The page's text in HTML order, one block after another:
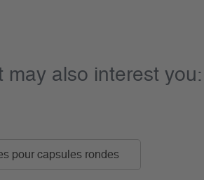
may also interest you:
pour capsules rondes